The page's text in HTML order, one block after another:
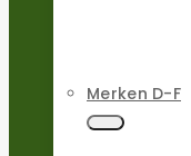
Merken D-F